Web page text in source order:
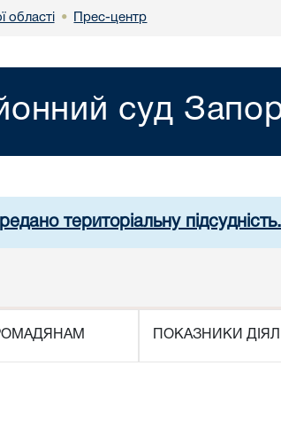
області • Прес-центр
суд
територіальну підсудність.
ПОКАЗНИКИ